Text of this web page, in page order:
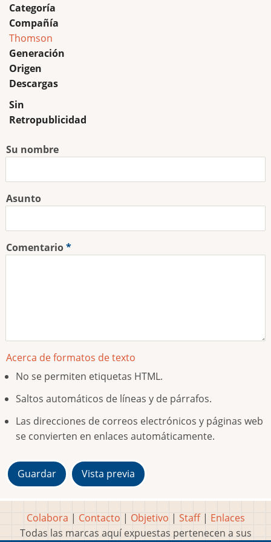
Categoría
Compañía
Thomson
Generación
Origen
Descargas
Sin
Retropublicidad
Su nombre
Asunto
Comentario
Acerca de formatos de texto
No se permiten etiquetas HTML.
Saltos automáticos de líneas y de párrafos.
Las direcciones de correos electrónicos y páginas web
se convierten en enlaces automáticamente.
Colabora | Contacto | Objetivo | Staff| Enlaces
Todas las marcas aquí expuestas pertenecen a sus